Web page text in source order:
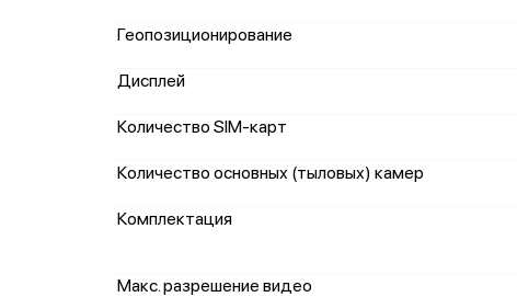
Геопозиционирование
Дисплей
Количество SIM-карт
Количество основных (тыловых) камер
Комплектация
Макс. разрешение видео